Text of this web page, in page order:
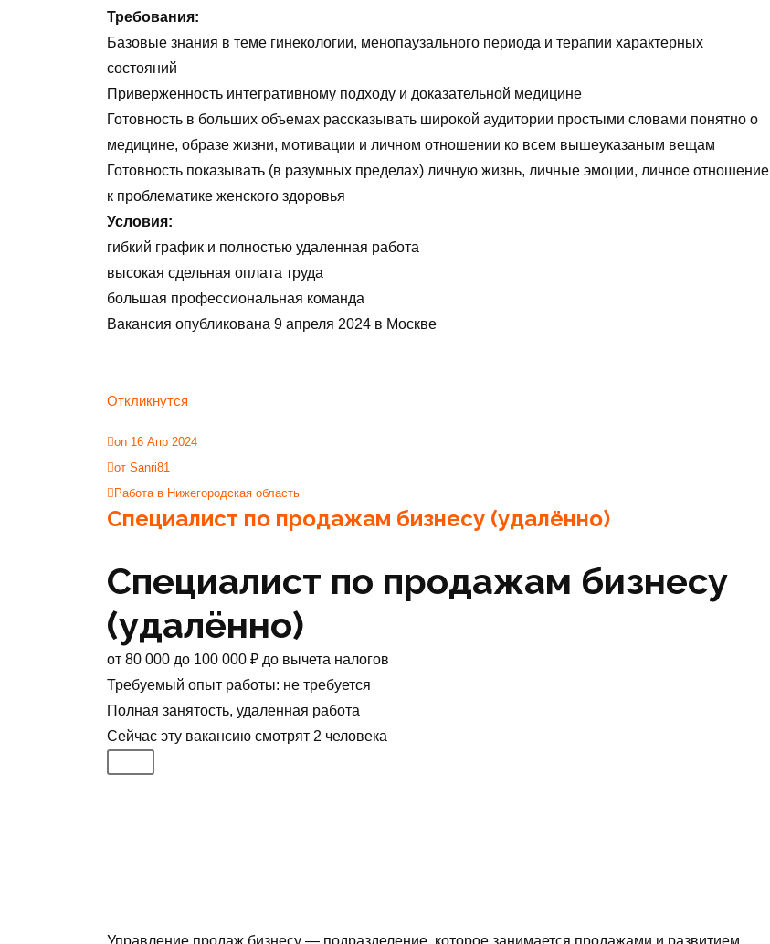
Требования:
Базовые знания в теме гинекологии, менопаузального периода и терапии характерных
состояний
Приверженность интегративному подходу и доказательной медицине
Готовность в больших объемах рассказывать широкой аудитории простыми словами понятно о
медицине, образе жизни, мотивации и личном отношении ко всем вышеуказаным вещам
Готовность показывать (в разумных пределах) личную жизнь, личные эмоции, личное отношение
к проблематике женского здоровья
Условия:
гибкий график и полностью удаленная работа
высокая сдельная оплата труда
большая профессиональная команда
Вакансия опубликована 9 апреля 2024 в Москве
Откликнутся
on 16 Апр 2024
от Sanri81
Работа в Нижегородская область
Специалист по продажам бизнесу (удалённо)
Специалист по продажам бизнесу
(удалённо)
от 80 000 до 100 000 ₽ до вычета налогов
Требуемый опыт работы: не требуется
Полная занятость, удаленная работа
Сейчас эту вакансию смотрят 2 человека